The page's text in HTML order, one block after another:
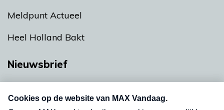
Meldpunt Actueel
Heel Holland Bakt
Nieuwsbrief
nieuwsbrief. Elke vrijdag- en dinsdagochtend in